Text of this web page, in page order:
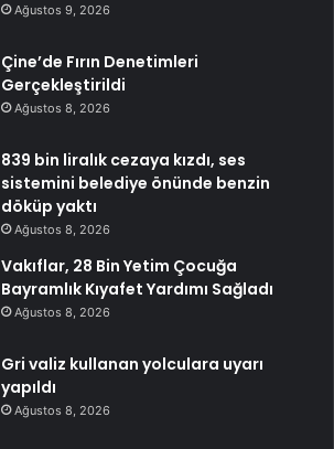
Ağustos 9, 2026
Çine’de Fırın Denetimleri
Gerçekleştirildi
Ağustos 8, 2026
839 bin liralık cezaya kızdı, ses
sistemini belediye önünde benzin
döküp yaktı
Ağustos 8, 2026
Vakıflar, 28 Bin Yetim Çocuğa
Bayramlık Kıyafet Yardımı Sağladı
Ağustos 8, 2026
Gri valiz kullanan yolculara uyarı
yapıldı
Ağustos 8, 2026